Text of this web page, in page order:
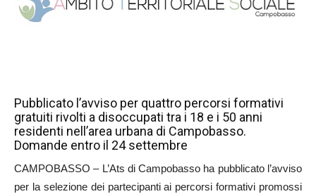
Pubblicato l’avviso per quattro percorsi formativi
gratuiti rivolti a disoccupati tra i 18 e i 50 anni
residenti nell’area urbana di Campobasso.
Domande entro il 24 settembre
CAMPOBASSO – L’Ats di Campobasso ha pubblicato l’avviso
per la selezione dei partecipanti ai percorsi formativi promossi